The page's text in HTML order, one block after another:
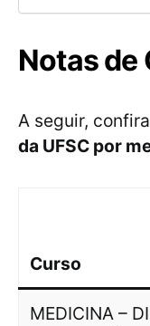
Notas de
A seguir,
da UFSC por
Curso
MEDICINA –